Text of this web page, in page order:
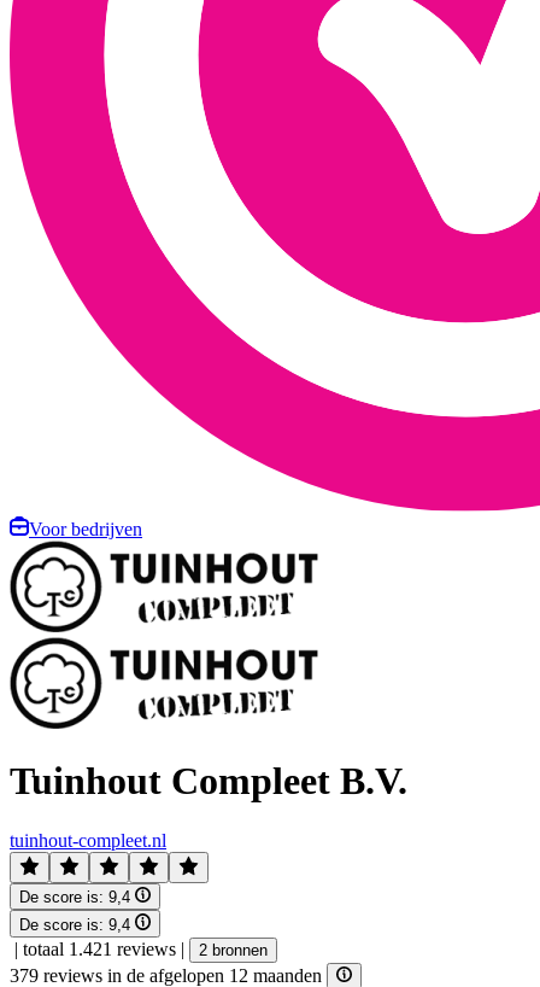
Voor bedrijven
Tuinhout Compleet B.V.
tuinhout-compleet.nl
De score is: 9,4
De score is: 9,4
| totaal 1.421 reviews | 2 bronnen
379 reviews in de afgelopen 12 maanden